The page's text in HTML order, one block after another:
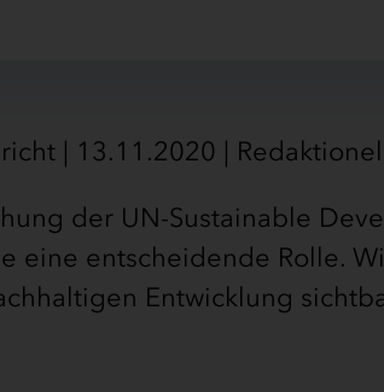
| 13.11.2020 |
der UN-Sustainable
eine entscheidende Rolle.
Entwicklung